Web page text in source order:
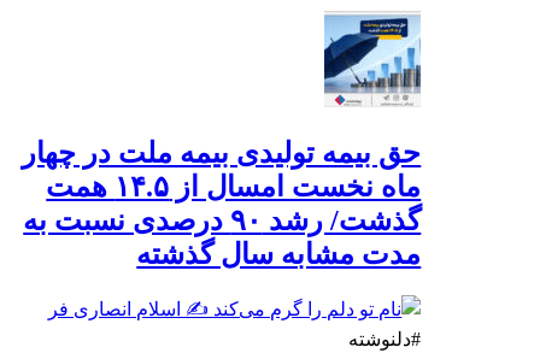
حق بیمه تولیدی بیمه ملت در چهار
ماه نخست امسال از ۱۴.۵ همت
گذشت/ رشد ۹۰ درصدی نسبت به
مدت مشابه سال گذشته
#دلنوشته